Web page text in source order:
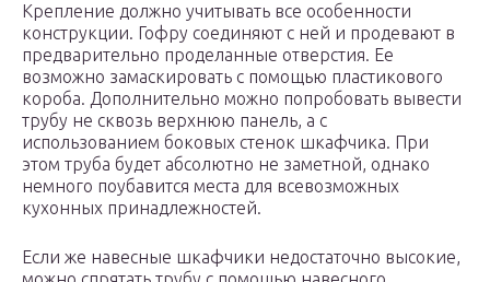
Крепление должно учитывать все особенности
конструкции. Гофру соединяют с ней и продевают в
предварительно проделанные отверстия. Ее
возможно замаскировать с помощью пластикового
короба. Дополнительно можно попробовать вывести
трубу не сквозь верхнюю панель, а с
использованием боковых стенок шкафчика. При
этом труба будет абсолютно не заметной, однако
немного поубавится места для всевозможных
кухонных принадлежностей.
Если же навесные шкафчики недостаточно высокие,